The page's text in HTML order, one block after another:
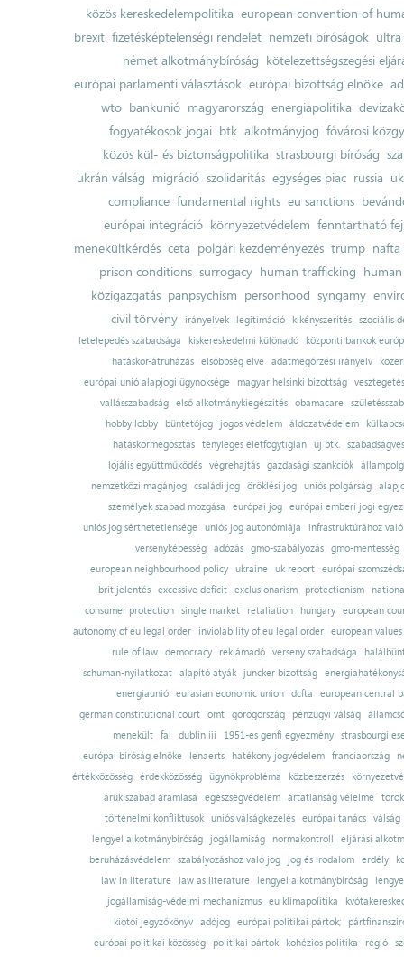
közös kereskedelempolitika european convention of
brexit fizetésképtelenségi rendelet nemzeti bíróságok ultra
német alkotmánybíróság kötelezettségszegési
európai parlamenti választások európai bizottság elnöke
wto bankunió magyarország energiapolitika
fogyatékosok jogai btk alkotmányjog fővárosi
közös kül- és biztonságpolitika strasbourgi bíróság
ukrán válság migráció szolidaritás egységes piac russia
compliance fundamental rights eu sanctions
európai integráció környezetvédelem fenntartható
menekültkérdés ceta polgári kezdeményezés trump nafta
prison conditions surrogacy human trafficking
közigazgatás panpsychism personhood syngamy
civil törvény
irányelvek legitimáció kikényszerítés szociális
letelepedés szabadsága
kiskereskedelmi különadó
központi bankok
hatáskör-átruházás
elsőbbség elve adatmegőrzési irányelv
európai unió alapjogi ügynoksége
magyar helsinki bizottság
vesztegetés
vallásszabadság
első alkotmánykiegészítés obamacare
hobby lobby
büntetőjog jogos védelem áldozatvédelem
hatáskörmegosztás tényleges életfogytiglan új btk.
lojális együttműködés
végrehajtás gazdasági szankciók
nemzetközi magánjog
családi jog öröklési jog uniós polgárság
személyek szabad mozgása
európai jog európai emberi jogi
uniós jog sérthetetlensége uniós jog autonómiája
infrastruktúrához
versenyképesség adózás gmo-szabályozás gmo-mentesség
european neighbourhood policy
ukraine uk report
európai
brit jelentés excessive deficit exclusionarism protectionism
consumer protection
single market retaliation hungary
european
autonomy of eu legal order
inviolability of eu legal order
european values
rule of law
democracy reklámadó verseny szabadsága
schuman-nyilatkozat alapító atyák juncker bizottság
energiaunió eurasian economic union dcfta
european central
german constitutional court
omt görögország pénzügyi válság
menekült
fal dublin iii 1951-es genfi egyezmény
strasbourgi
európai bíróság elnöke
lenaerts hatékony jogvédelem franciaország
értékközösség
érdekközösség ügynökprobléma közbeszerzés
áruk szabad áramlása
egészségvédelem ártatlanság vélelme
történelmi konfliktusok uniós válságkezelés európai tanács válság
lengyel alkotmánybíróság
jogállamiság normakontroll
eljárási
beruházásvédelem
szabályozáshoz való jog jog és irodalom erdély
law in literature
law as literature lengyel alkotmánybíróság
jogállamiság-védelmi mechanizmus
eu klímapolitika
kiotói jegyzőkönyv adójog európai politikai pártok;
európai politikai közösség
politikai pártok kohéziós politika régió